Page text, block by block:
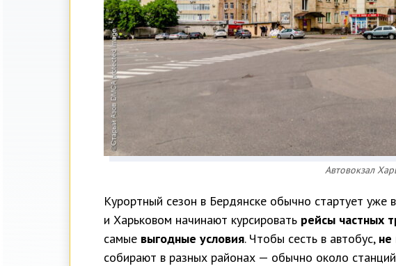
Автовокзал
Курортный сезон в Бердянске обычно стартует
и Харьковом начинают курсировать рейсы частных
самые выгодные условия. Чтобы сесть в автобус, не
собирают в разных районах — обычно около